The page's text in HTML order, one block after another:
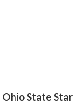
State Star